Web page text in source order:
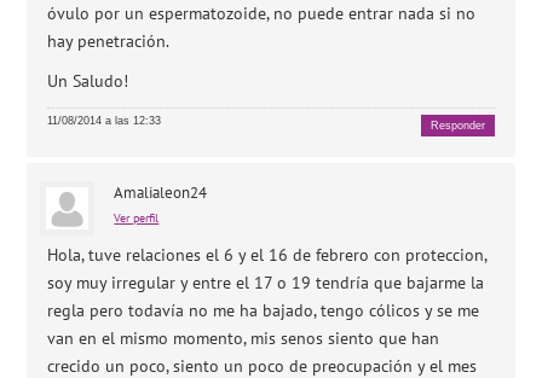
óvulo por un espermatozoide, no puede entrar nada si no
hay penetración.
Un Saludo!
11/08/2014 a las 12:33 Responder
Amalialeon24
Ver perfil
Hola, tuve relaciones el 6 y el 16 de febrero con proteccion,
soy muy irregular y entre el 17 o 19 tendría que bajarme la
regla pero todavía no me ha bajado, tengo cólicos y se me
van en el mismo momento, mis senos siento que han
crecido un poco, siento un poco de preocupación y el mes